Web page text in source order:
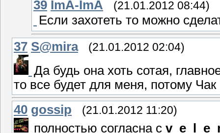
39 ImA-ImA (21.01.2012 08:44)
Если захотеть то можно
37 S@mira (21.01.2012 02:04)
Да будь она хоть сотая,
то все будет для меня, потому
40 gossip (21.01.2012 11:20)
полностью согласна с